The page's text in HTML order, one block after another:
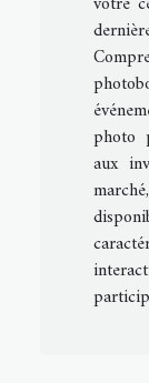
photo
aux